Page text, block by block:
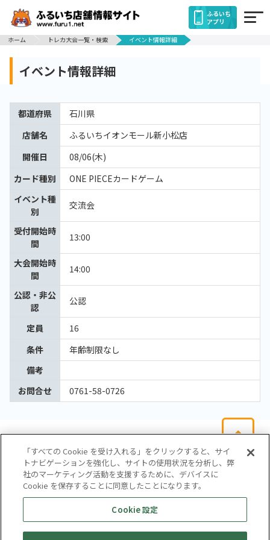
ふるいち
アプリ
ホーム
トレカ大会一覧・検索 イベント情報詳細
イベント情報詳細
都道府県
石川県
店舗名
ふるいちイオンモール新小松店
開催日
08/06(木)
カード種別
ONE PIECEカードゲーム
イベント種
別
交流会
受付開始時
間
13:00
大会開始時
間
14:00
公認・非公
認
公認
定員
16
条件
年齢制限なし
備考
お問合せ
0761-58-0726
会社概要
サイトマップ
お問い合わせ
個人情報保護方針
株式会社テイツー
「すべての Cookie を受け入れる」をクリックすると、サイ
トナビゲーションを強化し、サイトの使用状況を分析し、弊
社のマーケティング活動を支援するために、デバイスに
Cookie を保存することに同意したことになります。
Cookie 設定